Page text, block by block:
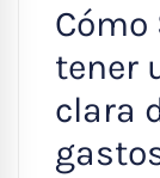
Cómo
tener
clara